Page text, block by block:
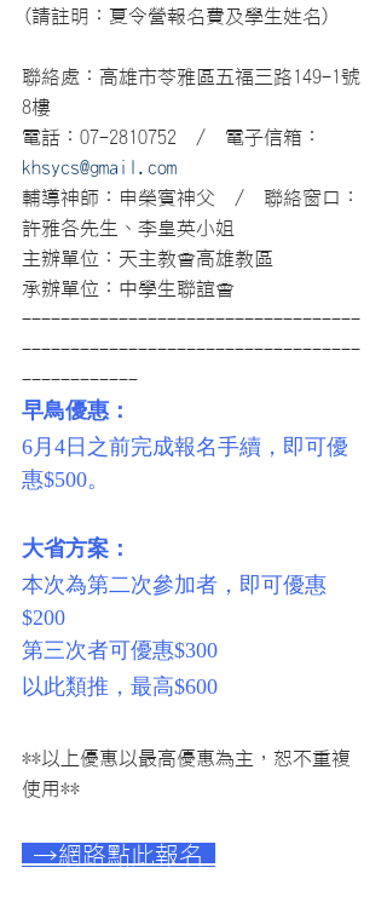
(請註明：夏令營報名費及學生姓名)
聯絡處：高雄市苓雅區五福三路149-1號
8樓
電話：07-2810752　/　電子信箱：
khsycs@gmail.com
輔導神師：申榮賓神父　/　聯絡窗口：
許雅各先生、李皇英小姐
主辦單位：天主教會高雄教區
承辦單位：中學生聯誼會
-----------------------------------
-----------------------------------
------------
早鳥優惠：
6月4日之前完成報名手續，即可優
惠$500。
大省方案：
本次為第二次參加者，即可優惠
$200
第三次者可優惠$300
以此類推，最高$600
**以上優惠以最高優惠為主，恕不重複
使用**
→網路點此報名